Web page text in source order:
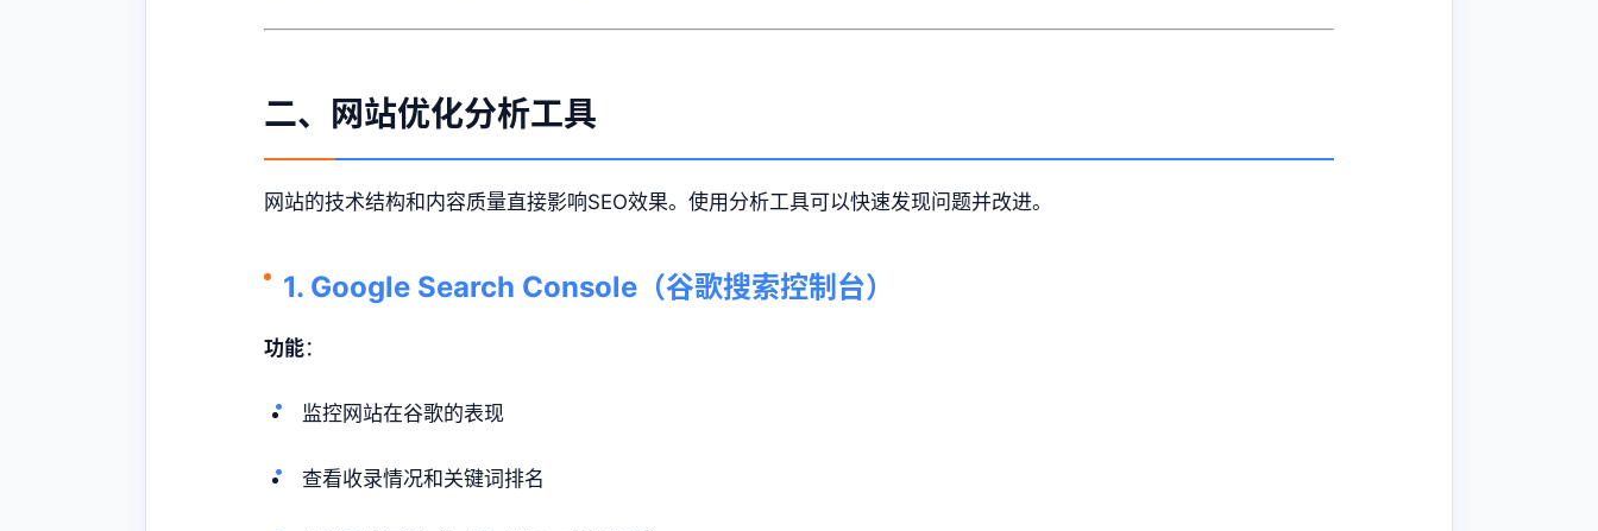
二、网站优化分析工具
网站的技术结构和内容质量直接影响SEO效果。使用分析工具可以快速发现问题并改进。
1. Google Search Console（谷歌搜索控制台）
功能：
监控网站在谷歌的表现
查看收录情况和关键词排名